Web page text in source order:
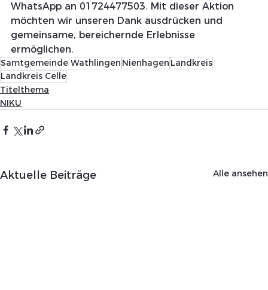
WhatsApp an 01724477503. Mit dieser Aktion
möchten wir unseren Dank ausdrücken und
gemeinsame, bereichernde Erlebnisse
ermöglichen.
Samtgemeinde Wathlingen Nienhagen Landkreis
Landkreis Celle
Titelthema
NIKU
Aktuelle Beiträge Alle ansehen